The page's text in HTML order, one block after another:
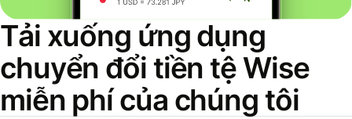
Tải xuống ứng dụng
chuyển đổi tiền tệ Wise
miễn phí của chúng tôi